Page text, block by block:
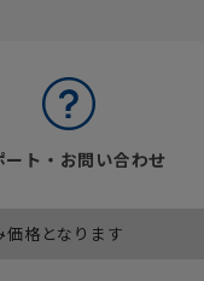
ート・お問い合わせ
格となります